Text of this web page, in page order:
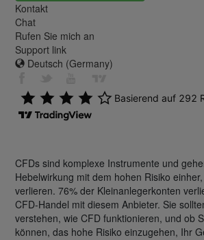
Kontakt
Chat
Rufen Sie mich an
Support link
Deutsch (Germany)
CFDs sind komplexe Instrumente und
Hebelwirkung mit dem hohen Risiko
verlieren. 76% der Kleinanlegerkonten
CFD-Handel mit diesem Anbieter. Sie
verstehen, wie CFD funktionieren, und ob
können, das hohe Risiko einzugehen, Ihr